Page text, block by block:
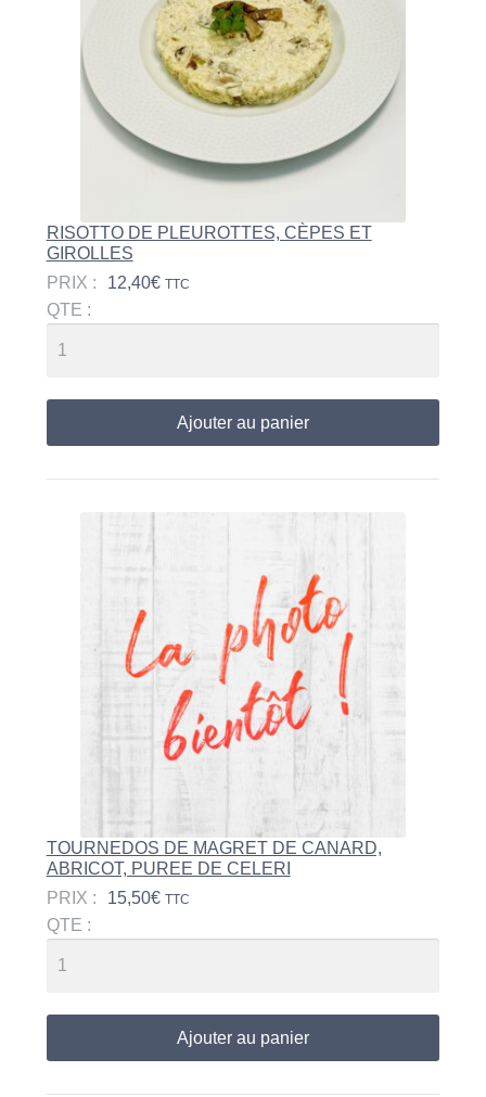
RISOTTO DE PLEUROTTES, CÈPES ET
GIROLLES
PRIX :
12,40€ TTC
QTE :
Ajouter au panier
TOURNEDOS DE MAGRET DE CANARD,
ABRICOT, PUREE DE CELERI
PRIX :
15,50€ TTC
QTE :
Ajouter au panier